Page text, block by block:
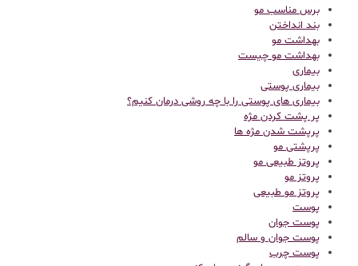
برس مناسب مو
بند انداختن
بهداشت مو
بهداشت مو چیست
بیماری
بیماری پوستی
بیماری های پوستی را با چه روشی درمان کنیم؟
پر پشت کردن مژه
پرپشت شدن مژه ها
پرپشتی مو
پروتز طبیعی مو
پروتز مو
پروتز مو طبیعی
پوست
پوست جوان
پوست جوان و سالم
پوست چرب